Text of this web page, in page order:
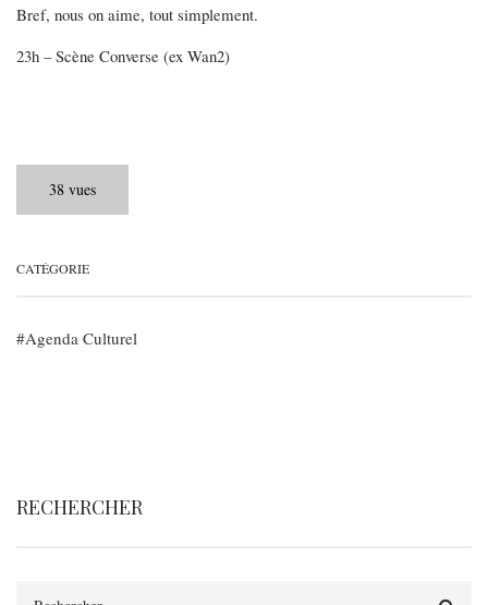
Bref, nous on aime, tout simplement.
23h – Scène Converse (ex Wan2)
38 vues
CATÉGORIE
Agenda Culturel
RECHERCHER